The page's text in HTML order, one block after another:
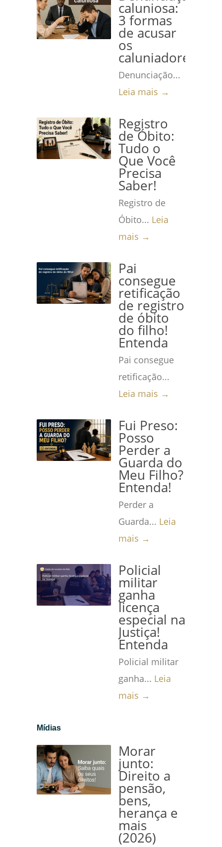
caluniosa:
3 formas
de acusar
os
caluniadores
Denunciação...
Leia mais →
Registro
de Óbito:
Tudo o
Que Você
Precisa
Saber!
Registro de
Óbito... Leia
mais →
Pai
consegue
retificação
de registro
de óbito
do filho!
Entenda
Pai consegue
retificação...
Leia mais →
Fui Preso:
Posso
Perder a
Guarda do
Meu Filho?
Entenda!
Perder a
Guarda... Leia
mais →
Policial
militar
ganha
licença
especial na
Justiça!
Entenda
Policial militar
ganha... Leia
mais →
Mídias
Morar
junto:
Direito a
pensão,
bens,
herança e
mais
(2026)